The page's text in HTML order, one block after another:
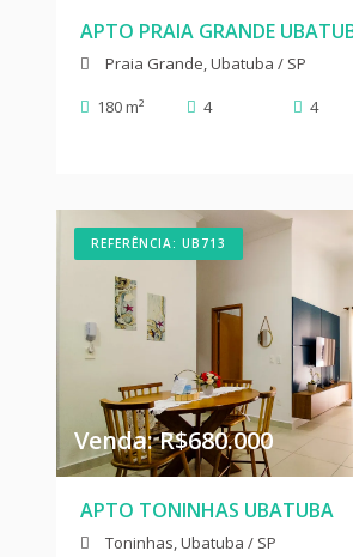
APTO PRAIA GRANDE
Praia Grande, Ubatuba / SP
180 m²
4 4
REFERÊNCIA: UB713
Venda: R$680.000
APTO TONINHAS UBATUBA
Toninhas, Ubatuba / SP